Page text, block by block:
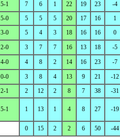
5-1 7 6 1 22 19 23
-4
5-0 5 5 5 20 17 16
1
3-0 5 4 3 18 16 16 0
2-0 3 7 7 16 13 18 -5
4-0 4 8 2 14 16 23 -7
0-0 3 8 4 13 9 21
-12
2-1 2 12 2 8 7 38 -31
5-1 1 13 1 4 8 27 -19
0 15 2 2 6 50 -44